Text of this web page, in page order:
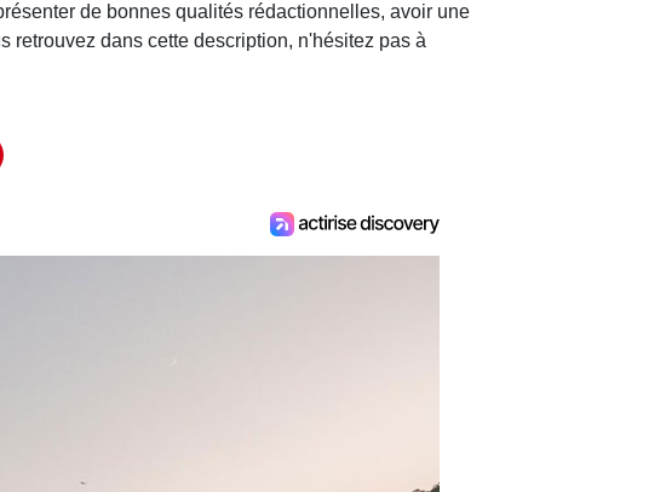
de bonnes qualités rédactionnelles, avoir une
dans cette description, n'hésitez pas à